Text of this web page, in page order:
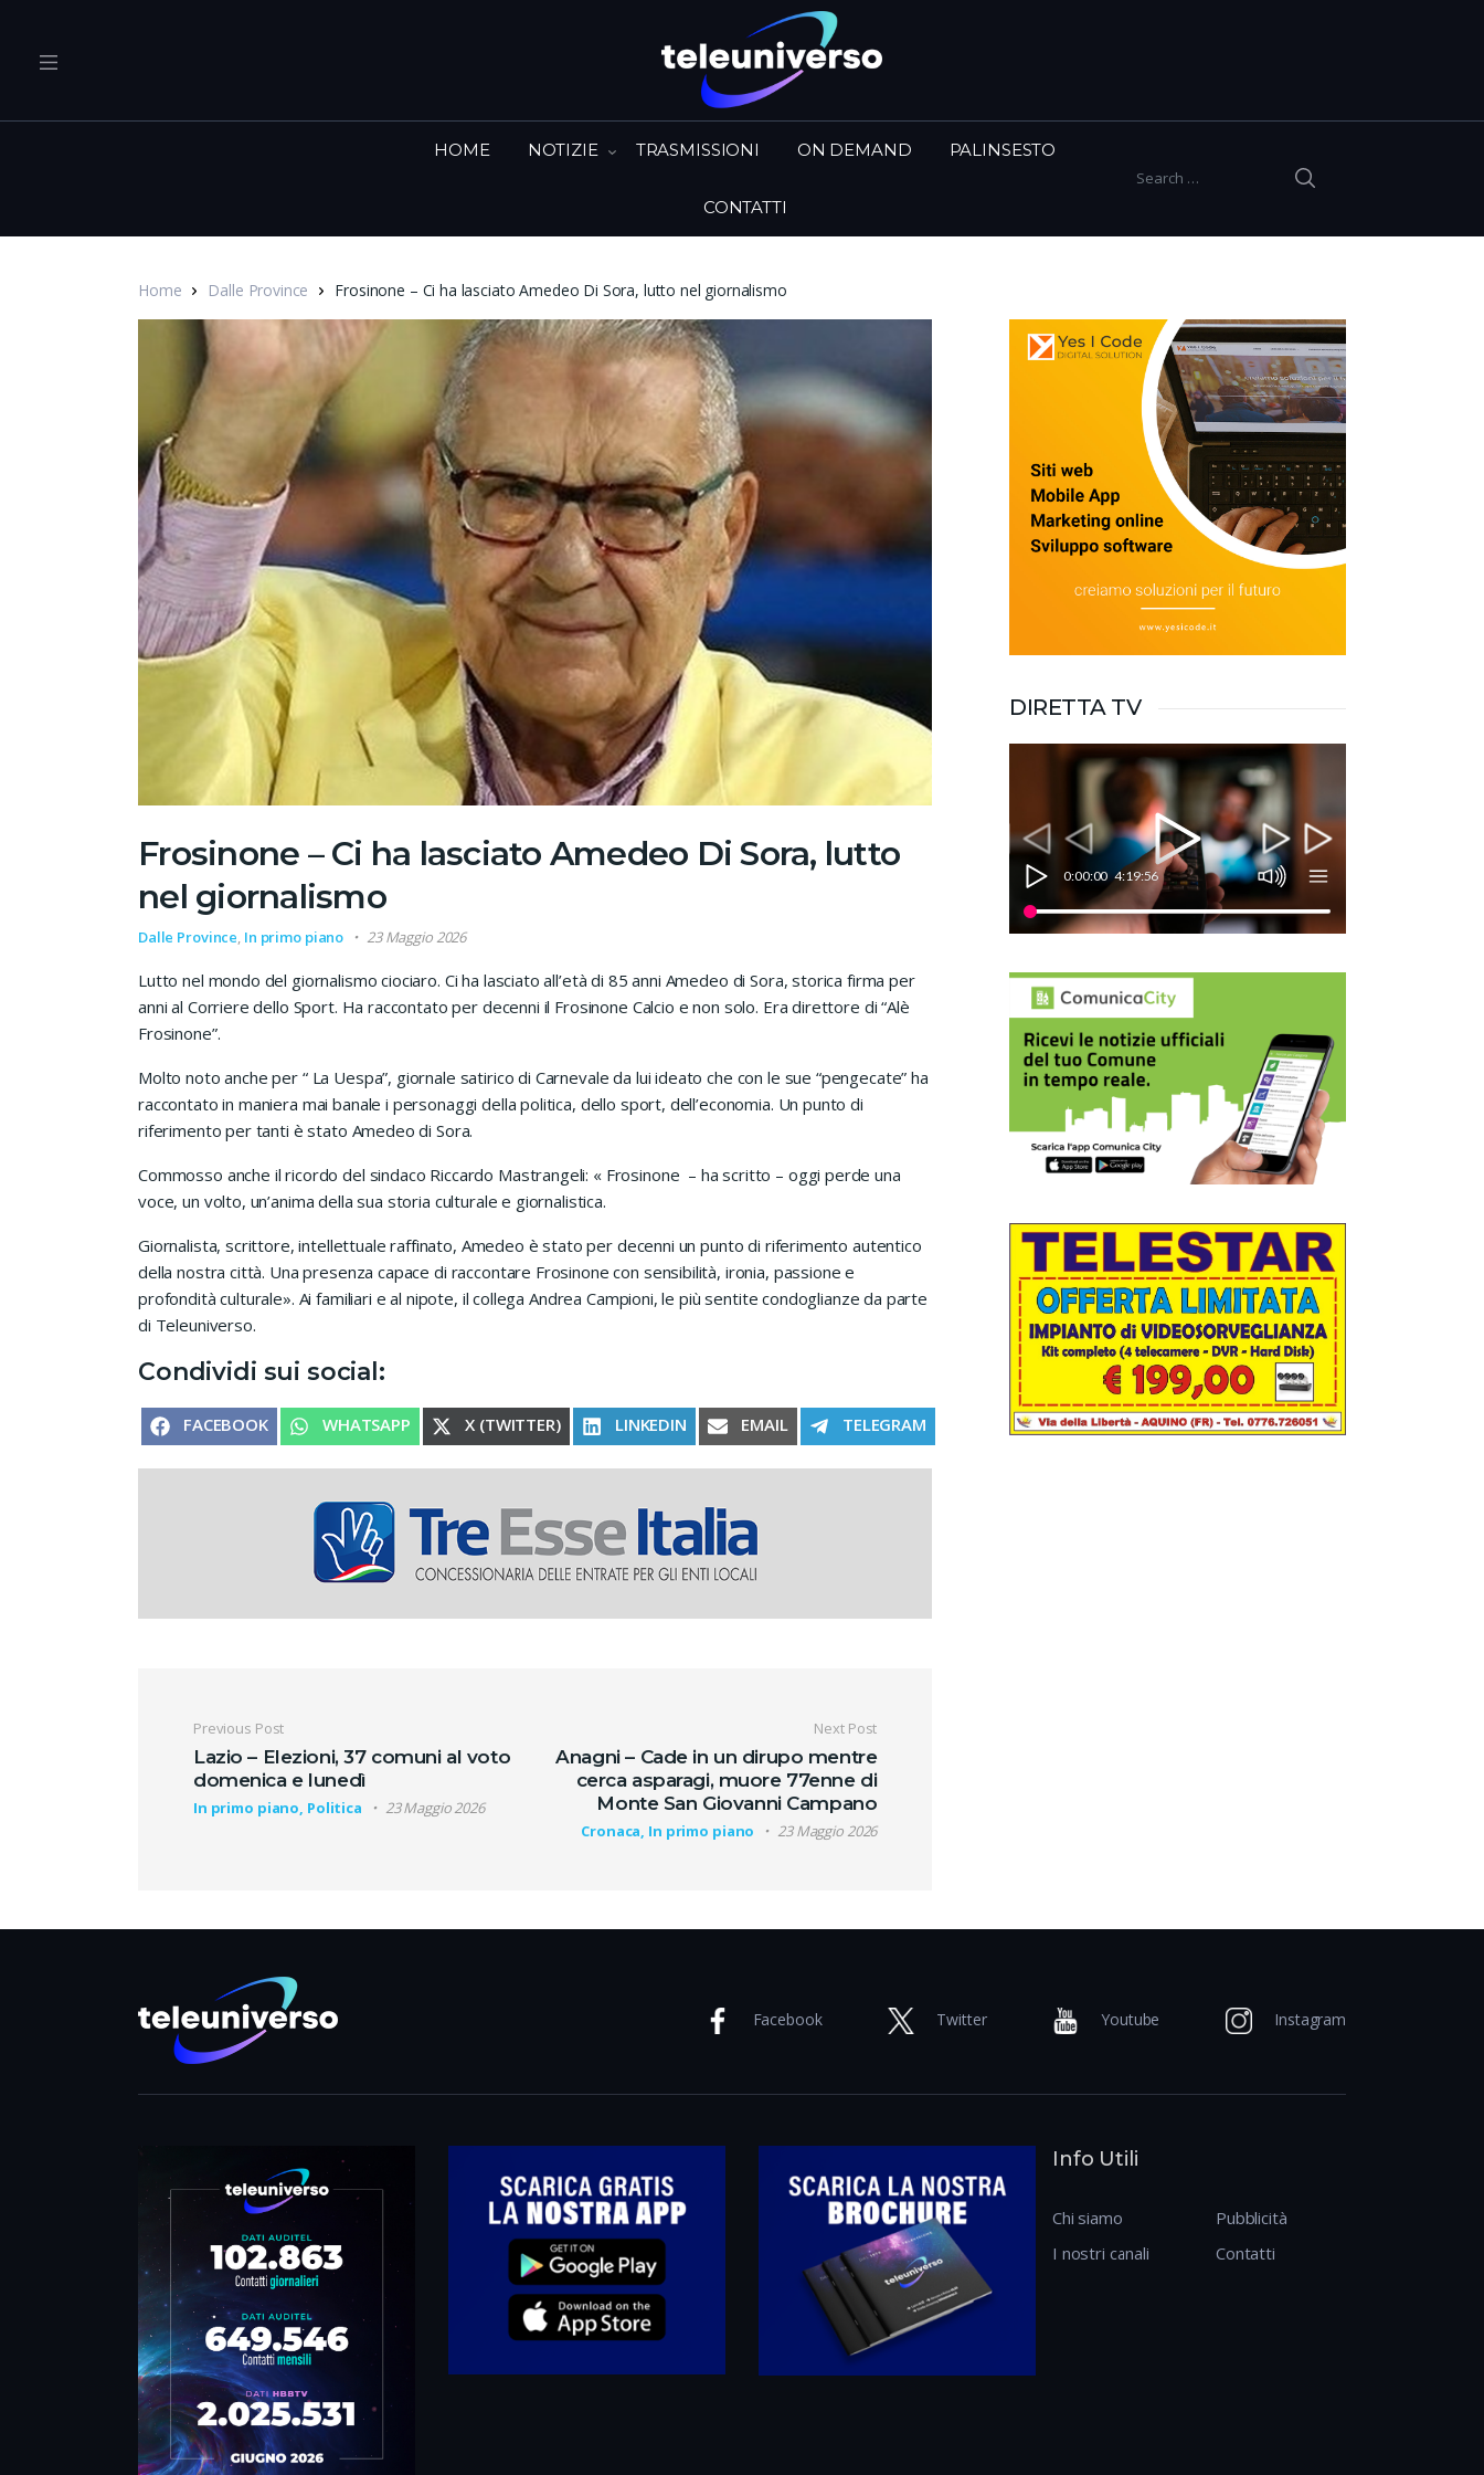
Search for:
HOME NOTIZIE TRASMISSIONI ON DEMAND PALINSESTO
CONTATTI
Home Dalle Province Frosinone – Ci ha lasciato Amedeo Di Sora, lutto nel giornalismo
Frosinone – Ci ha lasciato Amedeo Di Sora, lutto
nel giornalismo
Dalle Province, In primo piano 23 Maggio 2026
Lutto nel mondo del giornalismo ciociaro. Ci ha lasciato all’età di 85 anni Amedeo di Sora, storica firma per
anni al Corriere dello Sport. Ha raccontato per decenni il Frosinone Calcio e non solo. Era direttore di “Alè
Frosinone”.
Molto noto anche per “ La Uespa”, giornale satirico di Carnevale da lui ideato che con le sue “pengecate” ha
raccontato in maniera mai banale i personaggi della politica, dello sport, dell’economia. Un punto di
riferimento per tanti è stato Amedeo di Sora.
Commosso anche il ricordo del sindaco Riccardo Mastrangeli: « Frosinone – ha scritto – oggi perde una
voce, un volto, un’anima della sua storia culturale e giornalistica.
Giornalista, scrittore, intellettuale raffinato, Amedeo è stato per decenni un punto di riferimento autentico
della nostra città. Una presenza capace di raccontare Frosinone con sensibilità, ironia, passione e
profondità culturale». Ai familiari e al nipote, il collega Andrea Campioni, le più sentite condoglianze da parte
di Teleuniverso.
Condividi sui social:
SHARE ON
FACEBOOK SHARE ON
WHATSAPP SHARE ON
X (TWITTER) SHARE ON
LINKEDIN SHARE ON
EMAIL SHARE ON
TELEGRAM
Navigazione articoli
Previous Post
Lazio – Elezioni, 37 comuni al voto
domenica e lunedì
In primo piano, Politica 23 Maggio 2026
Next Post
Anagni – Cade in un dirupo mentre
cerca asparagi, muore 77enne di
Monte San Giovanni Campano
Cronaca, In primo piano 23 Maggio 2026
DIRETTA TV
0:00:00 4:19:56
Facebook Twitter Youtube Instagram
Info Utili
Chi siamo
I nostri canali
Pubblicità
Contatti